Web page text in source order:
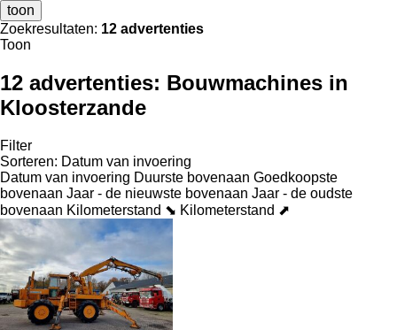
toon
Zoekresultaten: 12 advertenties
Toon
12 advertenties: Bouwmachines in
Kloosterzande
Filter
Sorteren: Datum van invoering
Datum van invoering Duurste bovenaan Goedkoopste
bovenaan Jaar - de nieuwste bovenaan Jaar - de oudste
bovenaan Kilometerstand ⬊ Kilometerstand ⬈